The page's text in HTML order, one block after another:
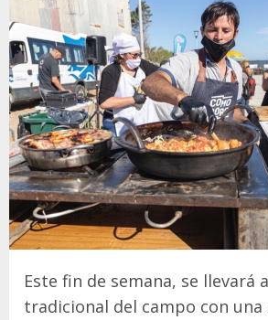
Este fin de semana, se llevará
tradicional del campo con